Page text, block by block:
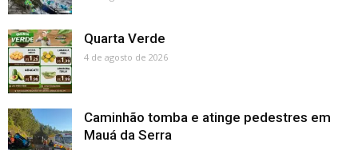
Quarta Verde
4 de agosto de 2026
Caminhão tomba e atinge pedestres em
Mauá da Serra